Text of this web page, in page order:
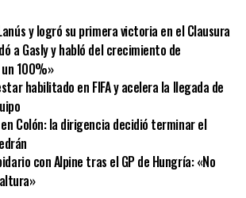
y logró su primera victoria en el Clausura
a Gasly y habló del crecimiento de
100%»
habilitado en FIFA y acelera la llegada de
Colón: la dirigencia decidió terminar el
con Alpine tras el GP de Hungría: «No